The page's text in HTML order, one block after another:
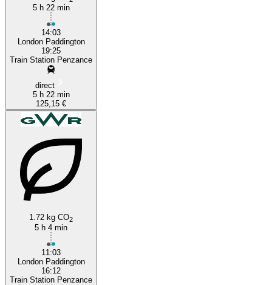
5 h 22 min
14:03
London Paddington
19:25
Train Station Penzance
direct
5 h 22 min
125,15 €
1.72 kg CO2
5 h 4 min
11:03
London Paddington
16:12
Train Station Penzance